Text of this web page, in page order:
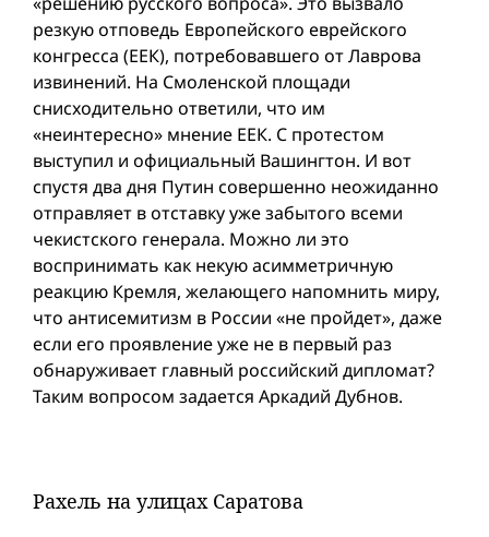
резкую отповедь Европейского еврейского
конгресса (ЕЕК), потребовавшего от Лаврова
извинений. На Смоленской площади
снисходительно ответили, что им
«неинтересно» мнение ЕЕК. С протестом
выступил и официальный Вашингтон. И вот
спустя два дня Путин совершенно неожиданно
отправляет в отставку уже забытого всеми
чекистского генерала. Можно ли это
воспринимать как некую асимметричную
реакцию Кремля, желающего напомнить миру,
что антисемитизм в России «не пройдет», даже
если его проявление уже не в первый раз
обнаруживает главный российский дипломат?
Таким вопросом задается Аркадий Дубнов.
Рахель на улицах Саратова